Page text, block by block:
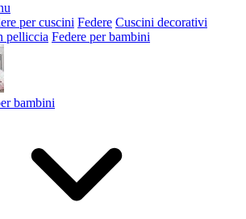
per cuscini Federe Cuscini decorativi
pelliccia Federe per bambini
bambini